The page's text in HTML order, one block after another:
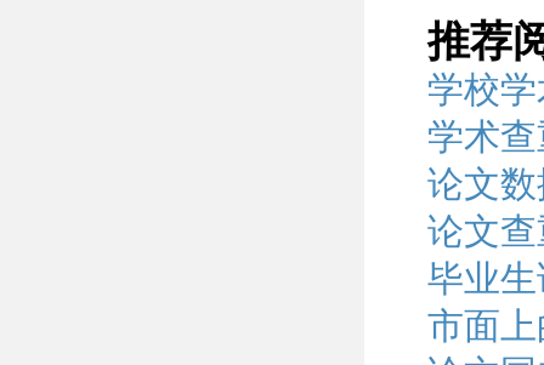
推荐
学校
学术
论文
论文
毕业
市面